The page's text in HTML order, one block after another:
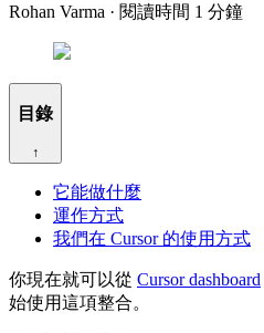
Rohan Varma · 閱讀時間 1 分鐘
目錄
↑
它能做什麼
運作方式
我們在 Cursor 的使用方式
你現在就可以從 Cursor dashboard
始使用這項整合。